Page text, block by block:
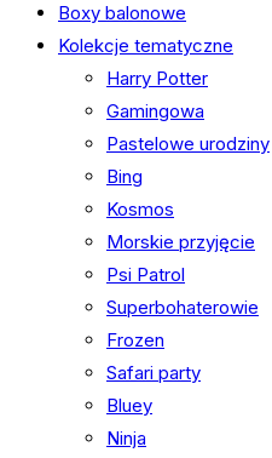
Boxy balonowe
Kolekcje tematyczne
Harry Potter
Gamingowa
Pastelowe urodziny
Bing
Kosmos
Morskie przyjęcie
Psi Patrol
Superbohaterowie
Frozen
Safari party
Bluey
Ninja